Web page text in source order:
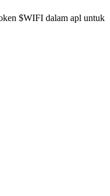
$WIFI dalam apl untuk